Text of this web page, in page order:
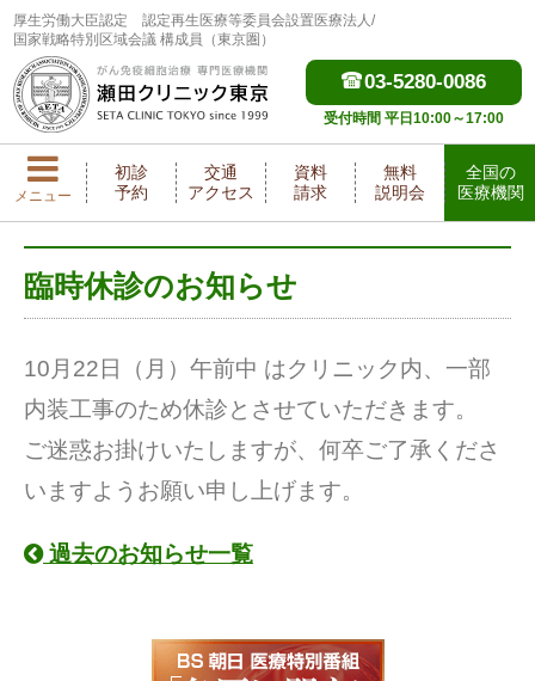
厚生労働大臣認定
認定再生医療等委員会設置医療法人/
国家戦略特別区域会議 構成員（東京圏）
03-5280-0086
受付時間 平日10:00～17:00
メニュー
初診
予約
交通
アクセス
資料
請求
無料
説明会
全国の
医療機関
臨時休診のお知らせ
10月22日（月）午前中 はクリニック内、一部
内装工事のため休診とさせていただきます。
ご迷惑お掛けいたしますが、何卒ご了承くださ
いますようお願い申し上げます。
過去のお知らせ一覧